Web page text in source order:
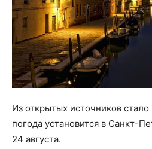
Из открытых источников стало
погода установится в Санкт-
24 августа.